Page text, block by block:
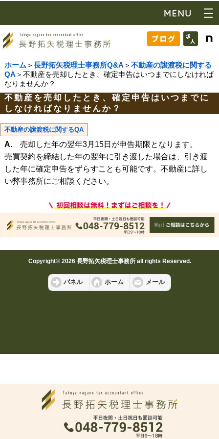
ホーム ＞ 長野拓矢税理士事務所Q&A ＞ 不動産の譲渡税に関する
QA ＞不動産を売却したとき、確定申告はいつまでにしなければ
なりませんか？
不動産を売却したとき、確定申告はいつまでに
しなければなりませんか？
不動産の譲渡税に関するQA
A. 売却した年の翌年3月15日が申告期限となります。
売買契約を締結した年の翌年に引き渡した場合は、引き渡
した年に確定申告をずらすことも可能です。不動産に詳し
い弊事務所にご相談ください。
Copyright© 2026 長野拓矢税理士事務所 all rights Reserved.
パネル ホーム メール